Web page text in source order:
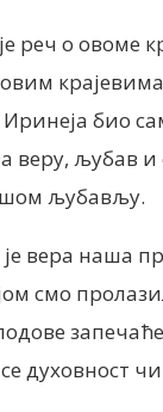
реч о овоме
био
љубав
љубављу.
вера наша
смо